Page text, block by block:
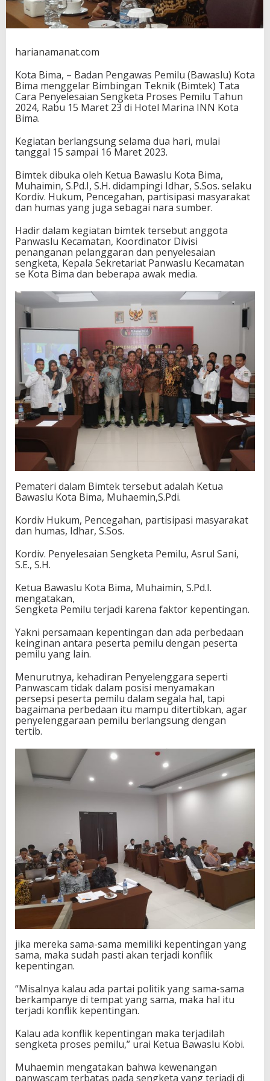
r
B
i
t
k
P
e
n
y
e
s
a
i
a
n
S
n
g
k
e
harianamanat.com
Kota Bima, – Badan Pengawas Pemilu (Bawaslu) Kota
Bima menggelar Bimbingan Teknik (Bimtek) Tata
Cara Penyelesaian Sengketa Proses Pemilu Tahun
2024, Rabu 15 Maret 23 di Hotel Marina INN Kota
Bima.
Kegiatan berlangsung selama dua hari, mulai
tanggal 15 sampai 16 Maret 2023.
Bimtek dibuka oleh Ketua Bawaslu Kota Bima,
Muhaimin, S.Pd.I, S.H. didampingi Idhar, S.Sos. selaku
Kordiv. Hukum, Pencegahan, partisipasi masyarakat
dan humas yang juga sebagai nara sumber.
Hadir dalam kegiatan bimtek tersebut anggota
Panwaslu Kecamatan, Koordinator Divisi
penanganan pelanggaran dan penyelesaian
sengketa, Kepala Sekretariat Panwaslu Kecamatan
se Kota Bima dan beberapa awak media.
Pemateri dalam Bimtek tersebut adalah Ketua
Bawaslu Kota Bima, Muhaemin,S.Pdi.
Kordiv Hukum, Pencegahan, partisipasi masyarakat
dan humas, Idhar, S.Sos.
Kordiv. Penyelesaian Sengketa Pemilu, Asrul Sani,
S.E., S.H.
Ketua Bawaslu Kota Bima, Muhaimin, S.Pd.I.
mengatakan,
Sengketa Pemilu terjadi karena faktor kepentingan.
Yakni persamaan kepentingan dan ada perbedaan
keinginan antara peserta pemilu dengan peserta
pemilu yang lain.
Menurutnya, kehadiran Penyelenggara seperti
Panwascam tidak dalam posisi menyamakan
persepsi peserta pemilu dalam segala hal, tapi
bagaimana perbedaan itu mampu ditertibkan, agar
penyelenggaraan pemilu berlangsung dengan
tertib.
jika mereka sama-sama memiliki kepentingan yang
sama, maka sudah pasti akan terjadi konflik
kepentingan.
“Misalnya kalau ada partai politik yang sama-sama
berkampanye di tempat yang sama, maka hal itu
terjadi konflik kepentingan.
Kalau ada konflik kepentingan maka terjadilah
sengketa proses pemilu,” urai Ketua Bawaslu Kobi.
Muhaemin mengatakan bahwa kewenangan
panwascam terbatas pada sengketa yang terjadi di